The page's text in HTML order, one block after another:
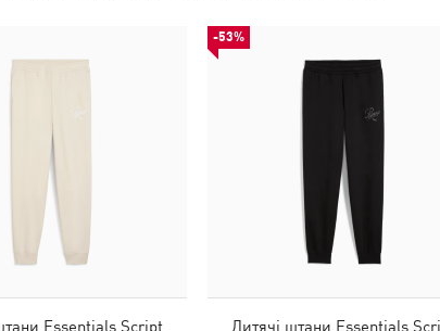
Essentials Script
-53%
Дитячі штани Essentials